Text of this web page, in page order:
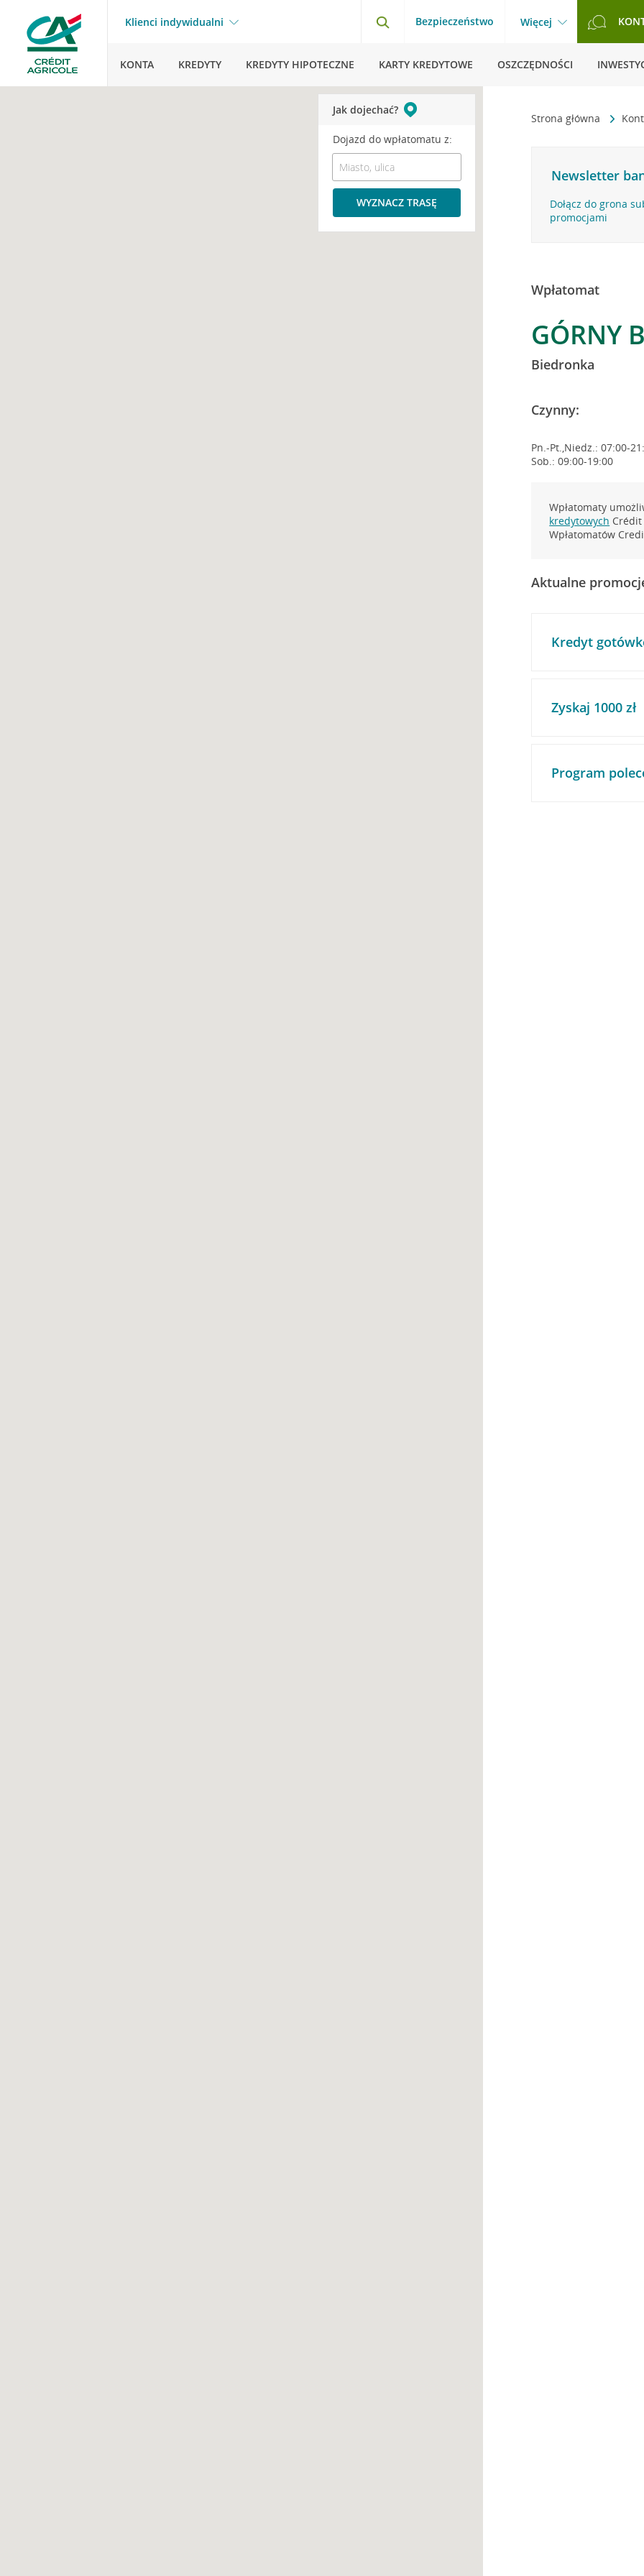
Klienci indywidualni Bezpieczeństwo Więcej
KONTA KREDYTY KREDYTY HIPOTECZNE KARTY KREDYTOWE OSZCZĘDNOŚCI
Strona główna
Newsletter
Dołącz do grona
promocjami
Wpłatomat
GÓRNY
Biedronka
Czynny:
Pn.-Pt.,Niedz.: 07:00-
Sob.: 09:00-19:00
Wpłatomaty
kredytowych
Wpłatomatów
Aktualne
Kredyt
Zyskaj 1000 zł
Program
Jak dojechać?
Dojazd do wpłatomatu z:
WYZNACZ TRASĘ